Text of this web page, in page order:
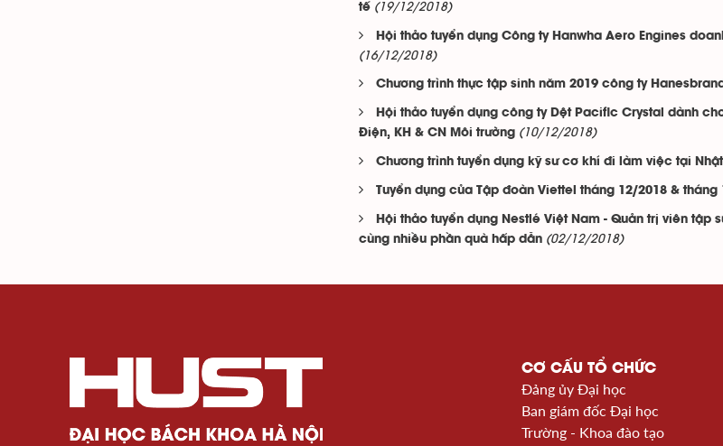
tế (19/12/2018)
Hội thảo tuyển dụng Công ty Hanwha Aero Engines
(16/12/2018)
Chương trình thực tập sinh năm 2019 công ty
Hội thảo tuyển dụng công ty Dệt Pacific Crystal dành
Điện, KH & CN Môi trường (10/12/2018)
Chương trình tuyển dụng kỹ sư cơ khí đi làm việc tại
Tuyển dụng của Tập đoàn Viettel tháng 12/2018 & tháng
Hội thảo tuyển dụng Nestlé Việt Nam - Quản trị viên
cùng nhiều phần quà hấp dẫn (02/12/2018)
CƠ CẤU TỔ CHỨC
Đảng ủy Đại học
Ban giám đốc Đại học
Trường - Khoa đào tạo